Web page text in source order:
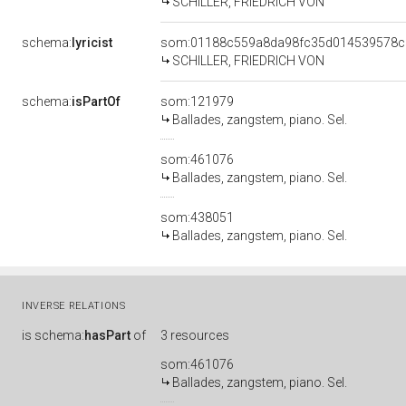
schema: lyricist
SCHILLER, FRIEDRICH VON
schema:isPartOf
som:121979
Ballades, zangstem, piano. Sel.
som:461076
Ballades, zangstem, piano. Sel.
som:438051
Ballades, zangstem, piano. Sel.
INVERSE RELATIONS
is schema:hasPart of
3 resources
som:461076
Ballades, zangstem, piano. Sel.